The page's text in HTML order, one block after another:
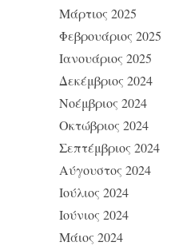
Μάρτιος 2025
Φεβρουάριος 2025
Ιανουάριος 2025
Δεκέμβριος 2024
Νοέμβριος 2024
Οκτώβριος 2024
Σεπτέμβριος 2024
Αύγουστος 2024
Ιούλιος 2024
Ιούνιος 2024
Μάιος 2024